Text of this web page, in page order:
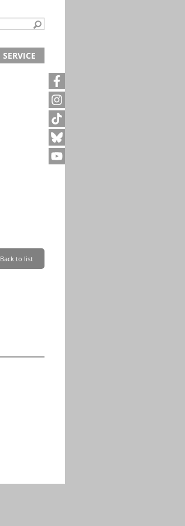
SERVICE
Archivanfrage
Kurze Information
Back to list